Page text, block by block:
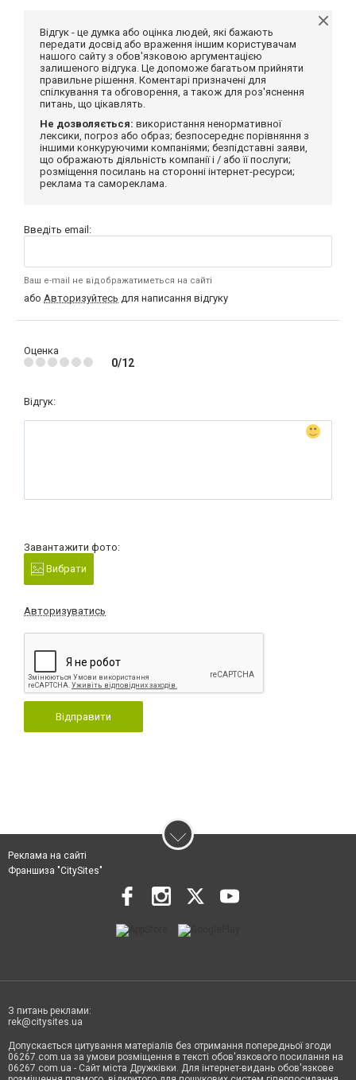
Відгук - це думка або оцінка людей, які бажають
передати досвід або враження іншим користувачам
нашого сайту з обов'язковою аргументацією
залишеного відгука. Це допоможе багатьом прийняти
правильне рішення. Коментарі призначені для
спілкування та обговорення, а також для роз'яснення
питань, що цікавлять.
Не дозволяється: використання ненормативної
лексики, погроз або образ; безпосереднє порівняння з
іншими конкуруючими компаніями; безпідставні заяви,
що ображають діяльність компанії і / або її послуги;
розміщення посилань на сторонні інтернет-ресурси;
реклама та самореклама.
Введіть email:
Ваш e-mail не відображатиметься на сайті
або Авторизуйтесь для написання відгуку
Оценка
0/12
Відгук:
Завантажити фото:
Вибрати
Авторизуватись
Відправити
Реклама на сайті
Франшиза "CitySites"
З питань реклами:
rek@citysites.ua
Допускається цитування матеріалів без отримання попередньої згоди
06267.com.ua за умови розміщення в тексті обов'язкового посилання на
06267.com.ua - Сайт міста Дружківки. Для інтернет-видань обов'язкове